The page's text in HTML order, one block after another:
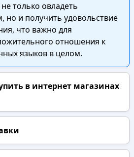
только овладеть
но и получить удовольствие
что важно для
отношения к
языков в целом.
в интернет магазинах